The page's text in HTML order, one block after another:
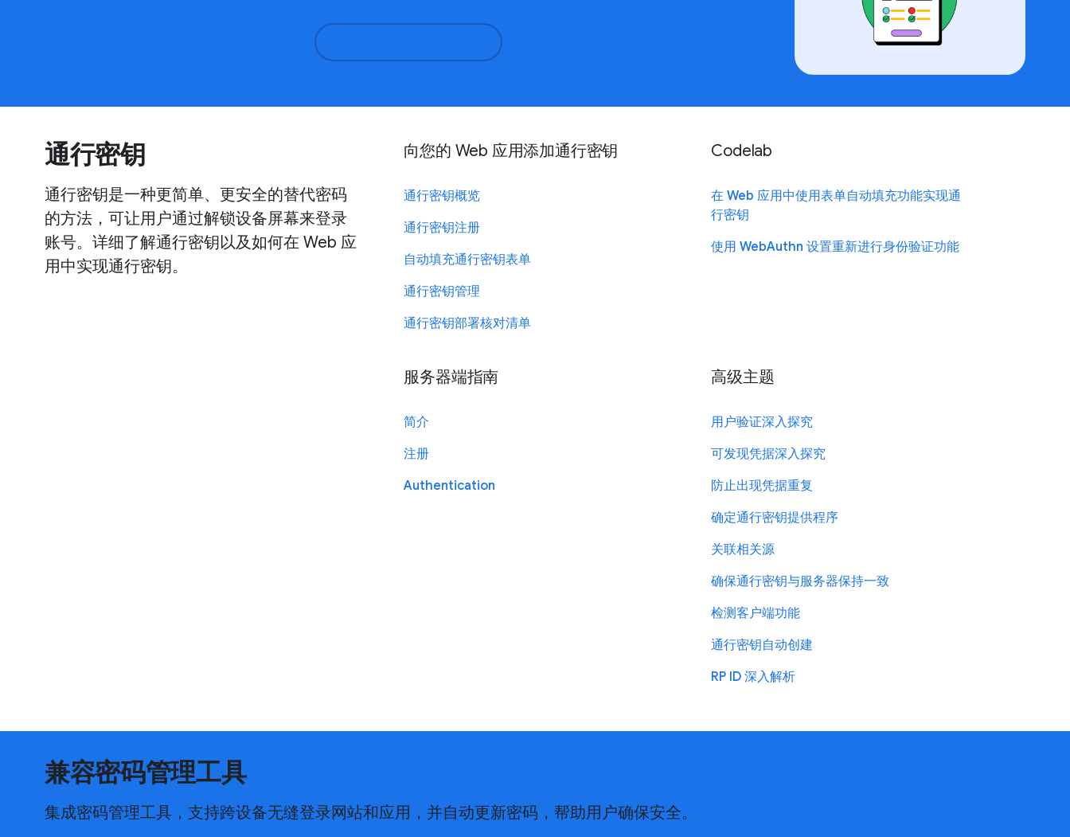
通行密钥
通行密钥是一种更简单、更安全的替代密码
的方法，可让用户通过解锁设备屏幕来登录
账号。详细了解通行密钥以及如何在 Web 应
用中实现通行密钥。
向您的 Web 应用添加通行密钥
通行密钥概览
通行密钥注册
自动填充通行密钥表单
通行密钥管理
通行密钥部署核对清单
Codelab
在 Web 应用中使用表单自动填充功能实现通
行密钥
使用 WebAuthn 设置重新进行身份验证功能
服务器端指南
简介
注册
Authentication
高级主题
用户验证深入探究
可发现凭据深入探究
防止出现凭据重复
确定通行密钥提供程序
关联相关源
确保通行密钥与服务器保持一致
检测客户端功能
通行密钥自动创建
RP ID 深入解析
兼容密码管理工具
集成密码管理工具，支持跨设备无缝登录网站和应用，并自动更新密码，帮助用户确保安全。